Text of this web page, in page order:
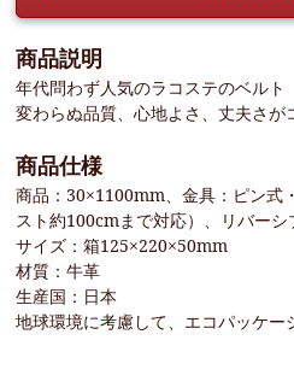
商品説明
年代問わず人気のラコステのベルト
変わらぬ品質、心地よさ、丈夫さが
商品仕様
商品：30×1100mm、金具：ピン式
スト約100cmまで対応）、リバーシ
サイズ：箱125×220×50mm
材質：牛革
生産国：日本
地球環境に考慮して、エコパッケー